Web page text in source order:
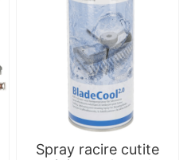
Spray racire cutite